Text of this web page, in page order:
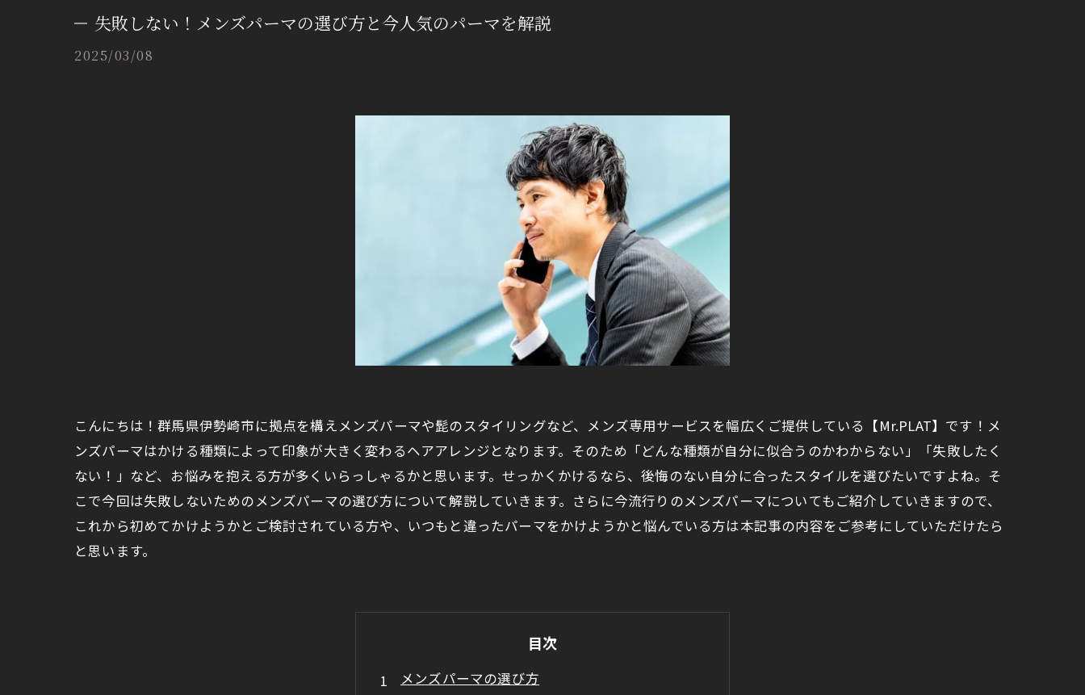
失敗しない！メンズパーマの選び方と今人気のパーマを解説
2025/03/08
こんにちは！群馬県伊勢崎市に拠点を構えメンズパーマや髭のスタイリングなど、メンズ専用サービスを幅広くご提供している【Mr.PLAT】です！メ
ンズパーマはかける種類によって印象が大きく変わるヘアアレンジとなります。そのため「どんな種類が自分に似合うのかわからない」「失敗したく
ない！」など、お悩みを抱える方が多くいらっしゃるかと思います。せっかくかけるなら、後悔のない自分に合ったスタイルを選びたいですよね。そ
こで今回は失敗しないためのメンズパーマの選び方について解説していきます。さらに今流行りのメンズパーマについてもご紹介していきますので、
これから初めてかけようかとご検討されている方や、いつもと違ったパーマをかけようかと悩んでいる方は本記事の内容をご参考にしていただけたら
と思います。
目次
メンズパーマの選び方